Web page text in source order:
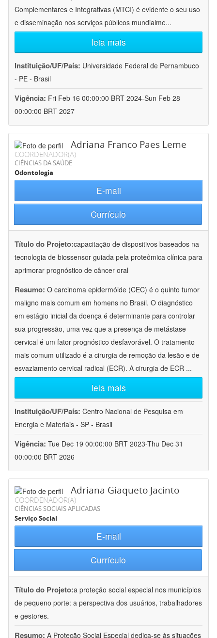
Complementares e Integrativas (MTCI) é evidente o seu uso
e disseminação nos serviços públicos mundialme...
leia mais
Instituição/UF/País: Universidade Federal de Pernambuco
- PE - Brasil
Vigência: Fri Feb 16 00:00:00 BRT 2024-Sun Feb 28
00:00:00 BRT 2027
Adriana Franco Paes Leme
COORDENADOR(A)
CIÊNCIAS DA SAÚDE
Odontologia
E-mail
Currículo
Título do Projeto:capacitação de dispositivos baseados na
tecnologia de biossensor guiada pela proteômica clínica para
aprimorar prognóstico de câncer oral
Resumo: O carcinoma epidermóide (CEC) é o quinto tumor
maligno mais comum em homens no Brasil. O diagnóstico
em estágio inicial da doença é determinante para controlar
sua progressão, uma vez que a presença de metástase
cervical é um fator prognóstico desfavorável. O tratamento
mais comum utilizado é a cirurgia de remoção da lesão e de
esvaziamento cervical radical (ECR). A cirurgia de ECR ...
leia mais
Instituição/UF/País: Centro Nacional de Pesquisa em
Energia e Materiais - SP - Brasil
Vigência: Tue Dec 19 00:00:00 BRT 2023-Thu Dec 31
00:00:00 BRT 2026
Adriana Giaqueto Jacinto
COORDENADOR(A)
CIÊNCIAS SOCIAIS APLICADAS
Serviço Social
E-mail
Currículo
Título do Projeto:a proteção social especial nos municípios
de pequeno porte: a perspectiva dos usuários, trabalhadores
e gestores.
Resumo: A Proteção Social Especial dedica-se às situações